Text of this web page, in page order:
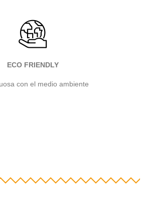
ECO FRIENDLY
con el medio ambiente